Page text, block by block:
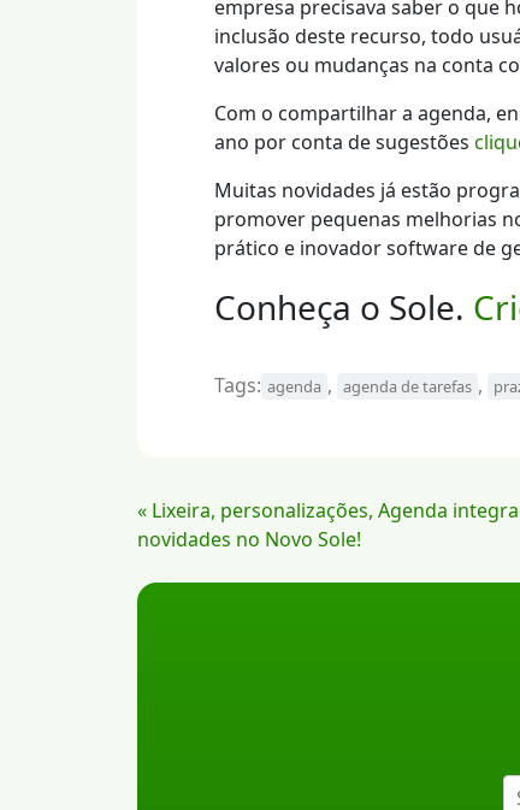
empresa precisava saber o que
inclusão deste recurso, todo
valores ou mudanças na conta
Com o compartilhar a agenda,
ano por conta de sugestões
Muitas novidades já estão
promover pequenas melhorias
prático e inovador software de
Conheça o Sole.
Tags: agenda , agenda de tarefas ,
Continue
Lendo
« Lixeira, personalizações, Agenda
novidades no Novo Sole!